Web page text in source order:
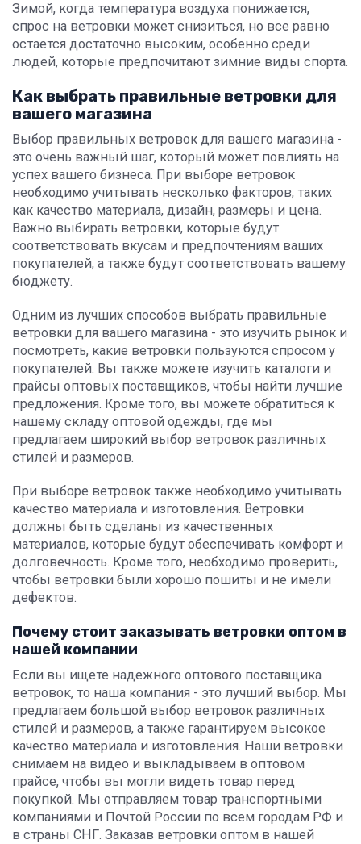
Зимой, когда температура воздуха понижается,
спрос на ветровки может снизиться, но все равно
остается достаточно высоким, особенно среди
людей, которые предпочитают зимние виды спорта.
Как выбрать правильные ветровки для
вашего магазина
Выбор правильных ветровок для вашего магазина -
это очень важный шаг, который может повлиять на
успех вашего бизнеса. При выборе ветровок
необходимо учитывать несколько факторов, таких
как качество материала, дизайн, размеры и цена.
Важно выбирать ветровки, которые будут
соответствовать вкусам и предпочтениям ваших
покупателей, а также будут соответствовать вашему
бюджету.
Одним из лучших способов выбрать правильные
ветровки для вашего магазина - это изучить рынок и
посмотреть, какие ветровки пользуются спросом у
покупателей. Вы также можете изучить каталоги и
прайсы оптовых поставщиков, чтобы найти лучшие
предложения. Кроме того, вы можете обратиться к
нашему складу оптовой одежды, где мы
предлагаем широкий выбор ветровок различных
стилей и размеров.
При выборе ветровок также необходимо учитывать
качество материала и изготовления. Ветровки
должны быть сделаны из качественных
материалов, которые будут обеспечивать комфорт и
долговечность. Кроме того, необходимо проверить,
чтобы ветровки были хорошо пошиты и не имели
дефектов.
Почему стоит заказывать ветровки оптом в
нашей компании
Если вы ищете надежного оптового поставщика
ветровок, то наша компания - это лучший выбор. Мы
предлагаем большой выбор ветровок различных
стилей и размеров, а также гарантируем высокое
качество материала и изготовления. Наши ветровки
снимаем на видео и выкладываем в оптовом
прайсе, чтобы вы могли видеть товар перед
покупкой. Мы отправляем товар транспортными
компаниями и Почтой России по всем городам РФ и
в страны СНГ. Заказав ветровки оптом в нашей